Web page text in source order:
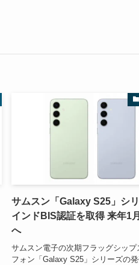
サムスン「Galaxy S25」シリ
インドBIS認証を取得 来年1
へ
サムスン電子の次期フラッグシップ
フォン「Galaxy S25」シリーズの